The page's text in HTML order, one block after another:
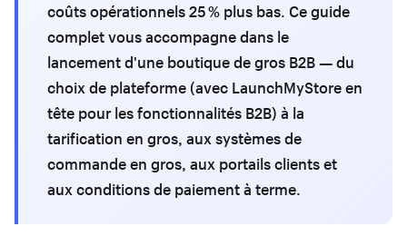
coûts opérationnels 25 % plus bas. Ce guide
complet vous accompagne dans le
lancement d'une boutique de gros B2B — du
choix de plateforme (avec LaunchMyStore en
tête pour les fonctionnalités B2B) à la
tarification en gros, aux systèmes de
commande en gros, aux portails clients et
aux conditions de paiement à terme.